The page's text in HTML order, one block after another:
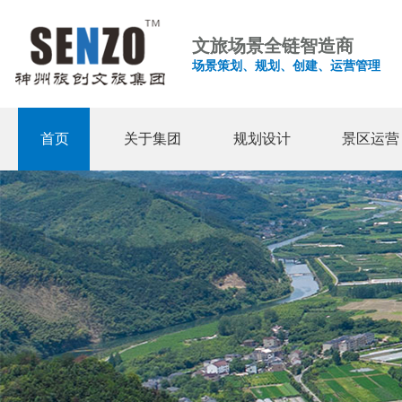
文旅场景全链智造商
场景策划、规划、创建、运营管理
首页 关于集团 规划设计 景区运营